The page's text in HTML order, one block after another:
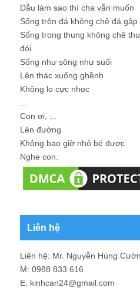
Dẫu làm sao thì cha vẫn muốn
Sống trên đá không chê đá gập
Sống trong thung không chê
đói
Sống như sông như suối
Lên thác xuống ghềnh
Không lo cực nhọc
Con ơi, ...
Lên đường
Không bao giờ nhỏ bé được
Nghe con.
Liên hệ
Liên hệ: Mr. Nguyễn Hùng
M: 0988 833 616
E: kinhcan24@gmail.com